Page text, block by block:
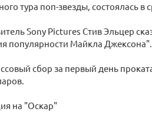
тура поп-звезды, состоялась в
Sony Pictures Стив Эльцер
популярности Майкла Джексона".
сбор за первый день
на "Оскар"